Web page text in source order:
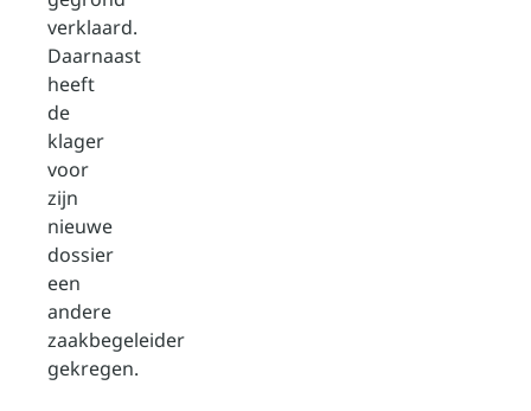
verklaard.
Daarnaast
heeft
de
klager
voor
zijn
nieuwe
dossier
een
andere
zaakbegeleider
gekregen.